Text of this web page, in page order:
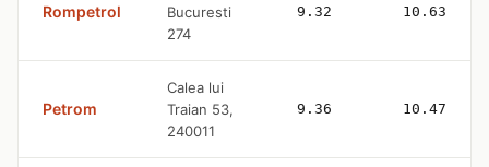
Rompetrol
Bucuresti
274
9.32 10.63
Petrom
Calea lui
Traian 53,
240011
9.36 10.47